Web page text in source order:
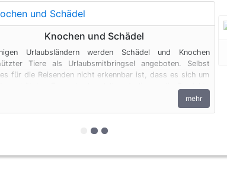
Erscheinungsform
Knochen und Schädel
Urlaubsländern werden Schädel und Knochen
Tiere als Urlaubsmitbringsel angeboten. Selbst
für die Reisenden nicht erkennbar ist, dass es sich um
Bestimmungen. Bei privaten
zum persönlichen Gebrauch sind bis zu vier
wenn diese im persönlichen Gepäck
ausgenommen.
mehr
zur 1. geschützten
zur 2. geschützten
zur 3. geschützten